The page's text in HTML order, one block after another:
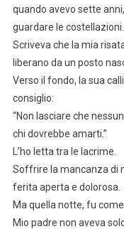
quando avevo sette
guardare le costellazioni.
Scriveva che la mia
liberano da un posto
Verso il fondo, la sua
consiglio:
“Non lasciare che
chi dovrebbe amarti.”
L’ho letta tra le lacrime.
Soffrire la mancanza di
ferita aperta e dolorosa.
Ma quella notte, fu
Mio padre non aveva